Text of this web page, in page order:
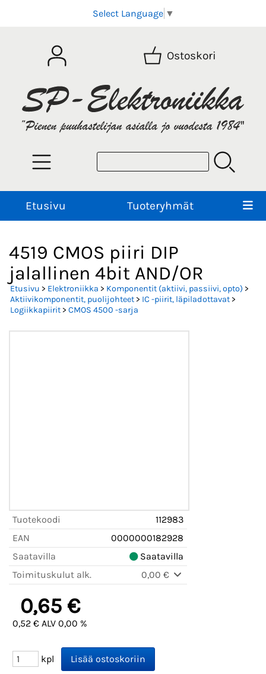
Select Language ▼
Ostoskori
Etusivu Tuoteryhmät
4519 CMOS piiri DIP
jalallinen 4bit AND/OR
Etusivu > Elektroniikka > Komponentit (aktiivi, passiivi, opto) >
Aktiivikomponentit, puolijohteet> IC -piirit, läpiladottavat>
Logiikkapiirit> CMOS 4500 -sarja
Tuotekoodi
112983
EAN
0000000182928
Saatavilla
Saatavilla
Toimituskulut alk.
0,00 €
0,65 €
0,52 € ALV 0,00 %
kpl